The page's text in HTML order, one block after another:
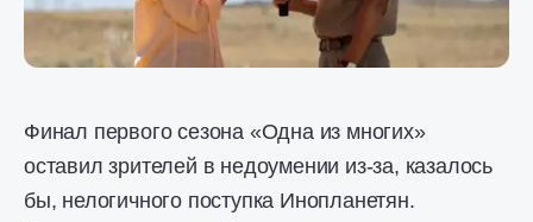
Финал первого сезона «Одна из многих»
оставил зрителей в недоумении из-за, казалось
бы, нелогичного поступка Инопланетян.